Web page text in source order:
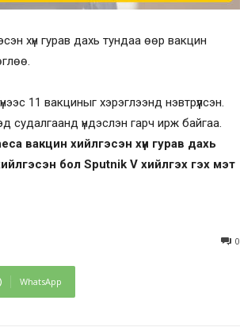
хүн гурав дахь тундаа өөр вакцин
11 вакциныг хэрэглээнд нэвтрүүлсэн.
судалгаанд үндэслэн гарч ирж байгаа.
вакцин хийлгэсэн хүн гурав дахь
бол Sputnik V хийлгэх гэх мэт
0
WhatsApp